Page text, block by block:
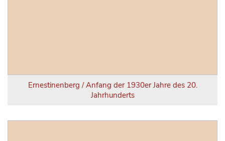
Ernestinenberg / Anfang der 1930er Jahre des 20.
Jahrhunderts